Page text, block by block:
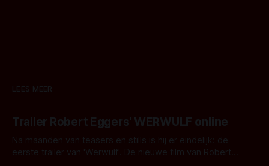
LEES MEER
Trailer Robert Eggers' WERWULF online
Na maanden van teasers en stills is hij er eindelijk: de
eerste trailer van 'Werwulf'. De nieuwe film van Robert